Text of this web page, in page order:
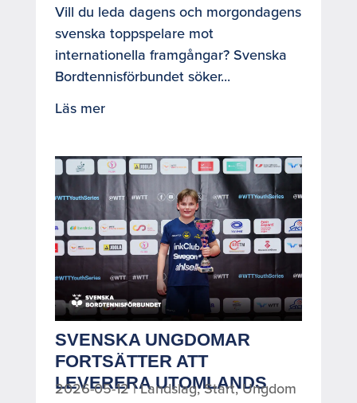
Vill du leda dagens och morgondagens
svenska toppspelare mot
internationella framgångar? Svenska
Bordtennisförbundet söker...
Läs mer
SVENSKA UNGDOMAR
FORTSÄTTER ATT
LEVERERA UTOMLANDS
2026-05-12|Landslag,Start,Ungdom